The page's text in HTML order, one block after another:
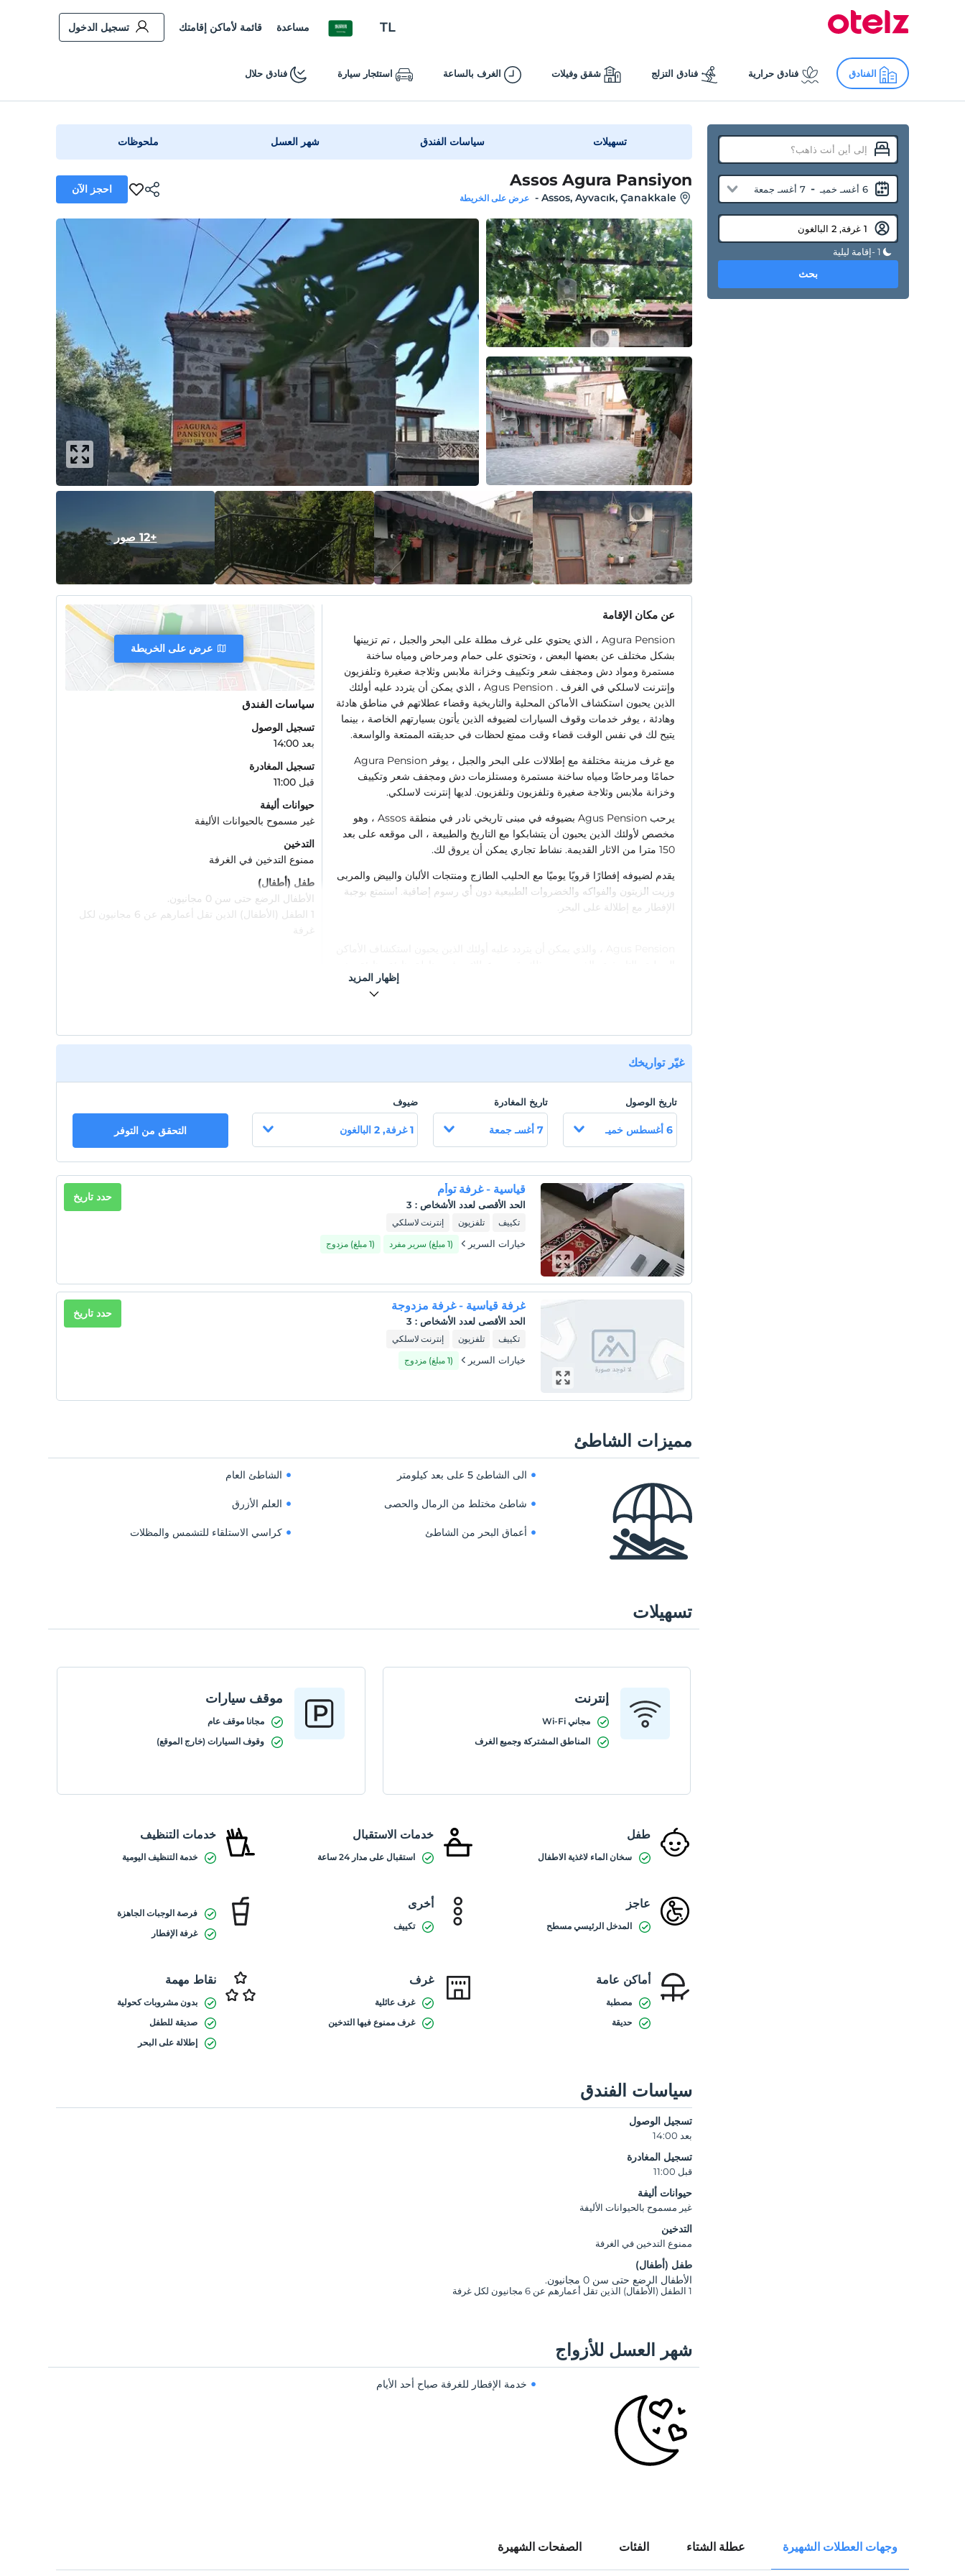
TL مساعدة قائمة لأماكن إقامتك تسجيل الدخول
الفنادق فنادق حرارية فنادق التزلج شقق وفيلات الغرف بالساعة استئجار سيارة فنادق حلال
6 أغسـ خميـ - 7 أغسـ جمعة
1 -إقامة ليلية
بحث
تسهيلات سياسات الفندق شهر العسل ملحوظات
Assos Agura Pansiyon
Assos, Ayvacık, Çanakkale
- عرض على الخريطة
احجز الآن
+12 صور
عن مكان الإقامة
Agura Pension ، الذي يحتوي على غرف مطلة على البحر والجبل ، تم تزيينها
بشكل مختلف عن بعضها البعض ، وتحتوي على حمام ومرحاض ومياه ساخنة
مستمرة ومواد دش ومجفف شعر وتكييف وخزانة ملابس وثلاجة صغيرة وتلفزيون
وإنترنت لاسلكي في الغرف . Agus Pension ، الذي يمكن أن يتردد عليه أولئك
الذين يحبون استكشاف الأماكن المحلية والتاريخية وقضاء عطلاتهم في مناطق هادئة
وهادئة ، يوفر خدمات وقوف السيارات لضيوفه الذين يأتون بسيارتهم الخاصة ، بينما
يتيح لك في نفس الوقت قضاء وقت ممتع لحظات في حديقته الممتعة والواسعة.
مع غرف مزينة مختلفة مع إطلالات على البحر والجبل ، يوفر Agura Pension
حمامًا ومرحاضًا ومياه ساخنة مستمرة ومستلزمات دش ومجفف شعر وتكييف
وخزانة ملابس وثلاجة صغيرة وتلفزيون وتلفزيون. لديها إنترنت لاسلكي.
يرحب Agus Pension بضيوفه في مبنى تاريخي نادر في منطقة Assos ، وهو
مخصص لأولئك الذين يحبون أن يتشابكوا مع التاريخ والطبيعة ، الى موقعه على بعد
150 مترا من الاثار القديمة. نشاط تجاري يمكن أن يروق لك.
يقدم لضيوفه إفطارًا قرويًا يوميًا مع الحليب الطازج ومنتجات الألبان والبيض والمربى
وزيت الزيتون والفواكه والخضروات الطبيعية دون أي رسوم إضافية. استمتع بوجبة
الإفطار مع إطلالة على البحر.
ضيف الفندق. أثناء توفير خدمات وقوف السيارات لضيوفه ، يتيح لك أيضًا قضاء
أنت أيضا يمكن السفر إلى شمال بحر إيجة بأسعار معقولة. إذا كنت ترغب في قضاء
nbsp؛
موقع
والتي تسمى الآن قرية Behramkale ، على بُعد 150 مترًا فقط من الآثار القديمة.
خليج كاديرجا 5 كم ، خليج سيفريس 15 كم. بعيد
عرض على الخريطة
سياسات الفندق
تسجيل الوصول
بعد 14:00
تسجيل المغادرة
قبل 11:00
حيوانات أليفة
غير مسموح بالحيوانات الأليفة
التدخين
ممنوع التدخين في الغرفة
طفل (أطفال)
الأطفال الرضع حتى سن 0 مجانيون.
1 الطفل (الأطفال) الذين تقل أعمارهم عن 6 مجانيون لكل
إظهار المزيد
غيّر تواريخك
تاريخ الوصول
6 أغسطس خميـ
تاريخ المغادرة
7 أغسـ جمعة
ضيوف
1 غرفة, 2 البالغون التحقق من التوفر
قياسية - غرفة توأم
الحد الأقصى لعدد الأشخاص :
3
تكييف تلفزيون إنترنت لاسلكي
خيارات السرير (1 مبلغ) سرير مفرد (1 مبلغ) مزدوج
حدد تاريخ
غرفة قياسية - غرفة مزدوجة
الحد الأقصى لعدد الأشخاص :
3
تكييف تلفزيون إنترنت لاسلكي
خيارات السرير (1 مبلغ) مزدوج
حدد تاريخ
مميزات الشاطئ
الى الشاطئ 5 على بعد كيلومتر الشاطئ العام
شاطئ مختلط من الرمال والحصى العلم الأزرق
أعماق البحر من الشاطئ كراسي الاستلقاء للتشمس والمظلات
تسهيلات
إنترنت
مجاني Wi-Fi
المناطق المشتركة وجميع الغرف
موقف سيارات
مجانا موقف عام
وقوف السيارات (خارج الموقع)
طفل
سخان الماء لاغذية الاطفال
خدمات الاستقبال
استقبال على مدار 24 ساعة
خدمات التنظيف
خدمة التنظيف اليومية
عاجز
المدخل الرئيسي مسطح
أخرى
تكييف
فرصة الوجبات الجاهزة
غرفة الإفطار
أماكن عامة
مصطبة
حديقة
غرف
غرف عائلية
غرف ممنوع فيها التدخين
نقاط مهمة
بدون مشروبات كحولية
صديقة للطفل
إطلالة على البحر
سياسات الفندق
تسجيل الوصول
بعد 14:00
تسجيل المغادرة
قبل 11:00
حيوانات أليفة
غير مسموح بالحيوانات الأليفة
التدخين
ممنوع التدخين في الغرفة
طفل (أطفال)
الأطفال الرضع حتى سن 0 مجانيون.
1 الطفل (الأطفال) الذين تقل أعمارهم عن 6 مجانيون لكل غرفة
شهر العسل للأزواج
خدمة الإفطار للغرفة صباح أحد الأيام
وجهات العطلات الشهيرة عطلة الشتاء الفئات الصفحات الشهيرة